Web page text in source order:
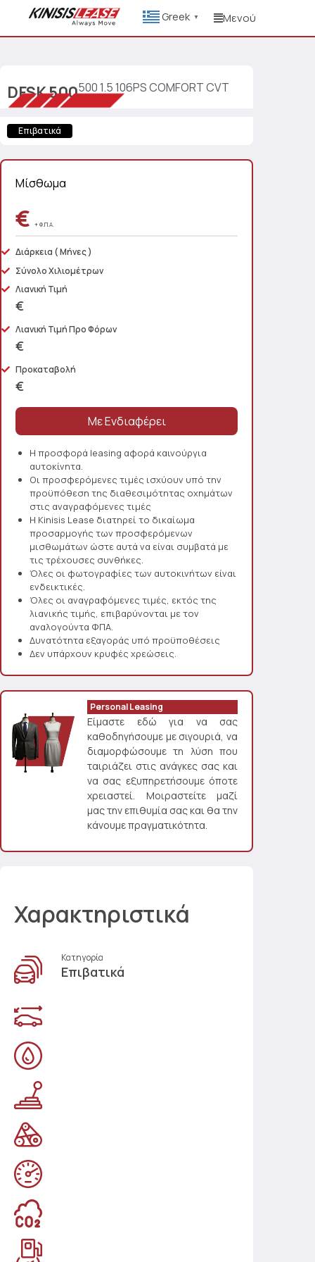
Greek ▼ Μενού
DFSK500500 1.5 106PS COMFORT CVT
Επιβατικά
Μίσθωμα
€ + Φ.Π.Α.
Διάρκεια ( Μήνες )
Σύνολο Χιλιομέτρων
Λιανική Τιμή
€
Λιανική Τιμή Προ Φόρων
€
Προκαταβολή
€
Η προσφορά leasing αφορά καινούργια
αυτοκίνητα.
Οι προσφερόμενες τιμές ισχύουν υπό την
προϋπόθεση της διαθεσιμότητας οχημάτων
στις αναγραφόμενες τιμές
Η Kinisis Lease διατηρεί το δικαίωμα
προσαρμογής των προσφερόμενων
μισθωμάτων ώστε αυτά να είναι συμβατά με
τις τρέχουσες συνθήκες.
Όλες οι φωτογραφίες των αυτοκινήτων είναι
ενδεικτικές.
Όλες οι αναγραφόμενες τιμές, εκτός της
λιανικής τιμής, επιβαρύνονται με τον
αναλογούντα ΦΠΑ.
Δυνατότητα εξαγοράς υπό προϋποθέσεις
Δεν υπάρχουν κρυφές χρεώσεις.
Personal Leasing
Είμαστε εδώ για να σας
καθοδηγήσουμε με σιγουριά, να
διαμορφώσουμε τη λύση που
ταιριάζει στις ανάγκες σας και
να σας εξυπηρετήσουμε όποτε
χρειαστεί. Μοιραστείτε μαζί
μας την επιθυμία σας και θα την
κάνουμε πραγματικότητα.
Χαρακτηριστικά
Κατηγορία
Επιβατικά